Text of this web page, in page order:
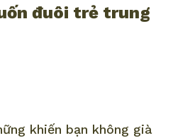
đuôi trẻ trung
khiến bạn không già